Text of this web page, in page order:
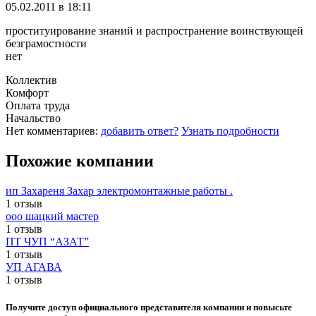
05.02.2011 в 18:11
проституирование знаний и распространение воинствующей
безграмостности
нет
Коллектив
Комфорт
Оплата труда
Начальство
Нет комментариев: добавить ответ? Узнать подробности
Похожие компании
ип Захареня Захар электромонтажные работы .
1 отзыв
ооо шацкий мастер
1 отзыв
ПТ ЧУП “АЗАТ”
1 отзыв
УП АГАВА
1 отзыв
Получите доступ официального представителя компании и повысьте